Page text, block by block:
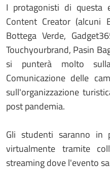
I protagonisti di questa
Content Creator (alcuni
Bottega Verde,
Touchyourbrand, Pasin
si punterà molto
Comunicazione delle
sull'organizzazione
post pandemia.
Gli studenti saranno in
virtualmente tramite
streaming dove l'evento